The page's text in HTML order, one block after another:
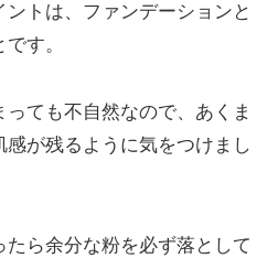
トは、ファンデーションと
す。
ても不自然なので、あくま
が残るように気をつけまし
ら余分な粉を必ず落として